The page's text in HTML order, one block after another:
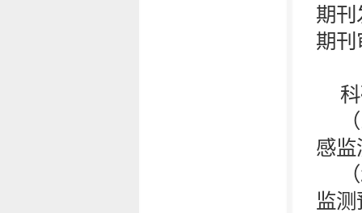
期刊
期刊
感监
监